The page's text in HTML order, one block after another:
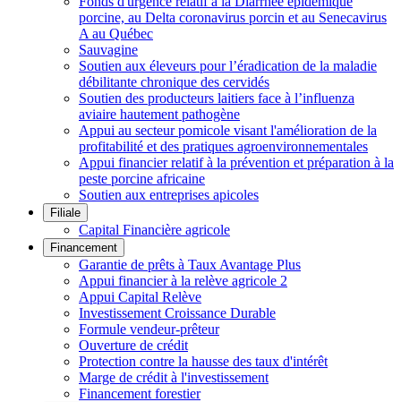
porcine, au Delta coronavirus porcin et au Senecavirus
A au Québec
Sauvagine
Soutien aux éleveurs pour l’éradication de la maladie
débilitante chronique des cervidés
Soutien des producteurs laitiers face à l’influenza
aviaire hautement pathogène
Appui au secteur pomicole visant l'amélioration de la
profitabilité et des pratiques agroenvironnementales
Appui financier relatif à la prévention et préparation à la
peste porcine africaine
Soutien aux entreprises apicoles
Filiale
Capital Financière agricole
Financement
Garantie de prêts à Taux Avantage Plus
Appui financier à la relève agricole 2
Appui Capital Relève
Investissement Croissance Durable
Formule vendeur-prêteur
Ouverture de crédit
Protection contre la hausse des taux d'intérêt
Marge de crédit à l'investissement
Financement forestier